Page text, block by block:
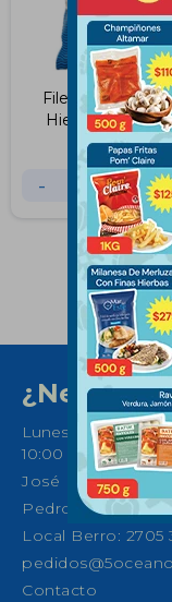
Filet de Merluza
Hierbas Mar del
500Grs
279 $
- +
Lunes a Sábados
10:00 a 14:00
José Ellauri 558,
Pedro Fco. Berro
Local Berro: 2705
Contacto